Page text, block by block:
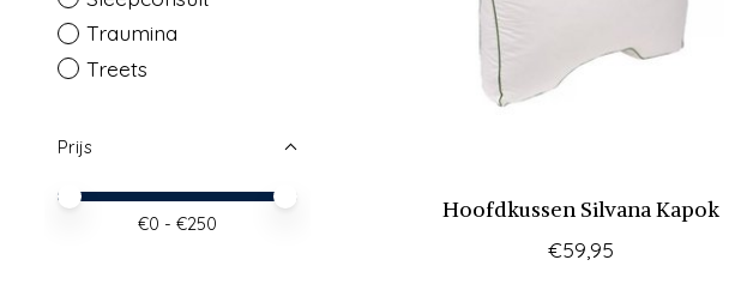
Traumina
Treets
Prijs
Minimale prijswaarde
Price maximum value
€0 - €250
Hoofdkussen Silvana Kapok
€59,95